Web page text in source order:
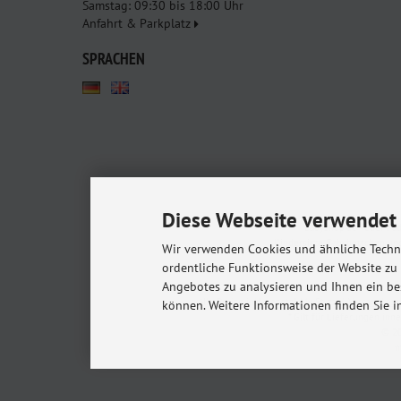
Samstag: 09:30 bis 18:00 Uhr
Anfahrt & Parkplatz
SPRACHEN
Babyshop.de - euer
Kindersitze, Babybettchen
Alle Preise inkl. gesetzl. MwSt. zzgl.
* Gilt für Lieferungen
Diese Webseite
Wir verwenden Cookies und ähnliche
ordentliche Funktionsweise der Website
Angebotes zu analysieren und Ihnen ein
können. Weitere Informationen finden Sie